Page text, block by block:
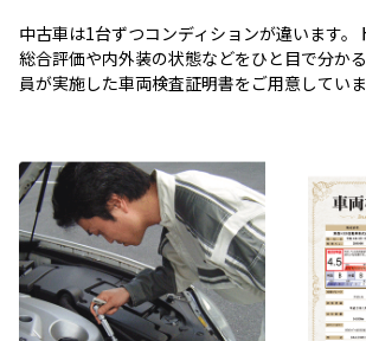
中古車は1台ずつコンディションが違います。
総合評価や内外装の状態などをひと目で分か
員が実施した車両検査証明書をご用意していま